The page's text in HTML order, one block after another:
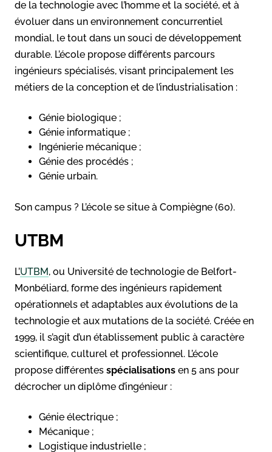
de la technologie avec l’homme et la société, et à
évoluer dans un environnement concurrentiel
mondial, le tout dans un souci de développement
durable. L’école propose différents parcours
ingénieurs spécialisés, visant principalement les
métiers de la conception et de l’industrialisation :
Génie biologique ;
Génie informatique ;
Ingénierie mécanique ;
Génie des procédés ;
Génie urbain.
Son campus ? L’école se situe à Compiègne (60).
UTBM
L’UTBM, ou Université de technologie de Belfort-
Monbéliard, forme des ingénieurs rapidement
opérationnels et adaptables aux évolutions de la
technologie et aux mutations de la société. Créée en
1999, il s’agit d’un établissement public à caractère
scientifique, culturel et professionnel. L’école
propose différentes spécialisations en 5 ans pour
décrocher un diplôme d’ingénieur :
Génie électrique ;
Mécanique ;
Logistique industrielle ;